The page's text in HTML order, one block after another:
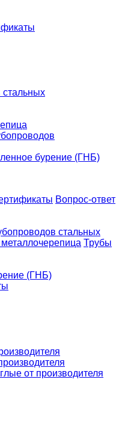
стальных
бурение (ГНБ)
Вопрос-ответ
стальных
Трубы
(ГНБ)
от производителя